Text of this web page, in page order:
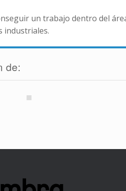
un trabajo dentro del
industriales.
de: